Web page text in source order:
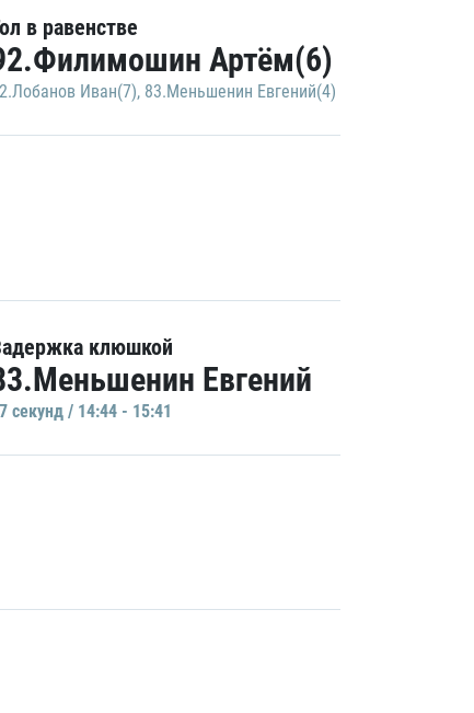
в равенстве
Артём(6)
Иван(7), 83.Меньшенин Евгений(4)
клюшкой
Евгений
секунд / 14:44 - 15:41